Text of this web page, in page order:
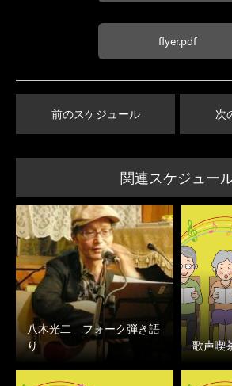
flyer.pdf
前のスケジュール 次
関連スケジュー
八木光二 フォーク弾き語
り
歌声喫